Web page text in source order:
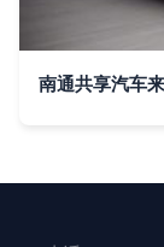
南通共享汽车